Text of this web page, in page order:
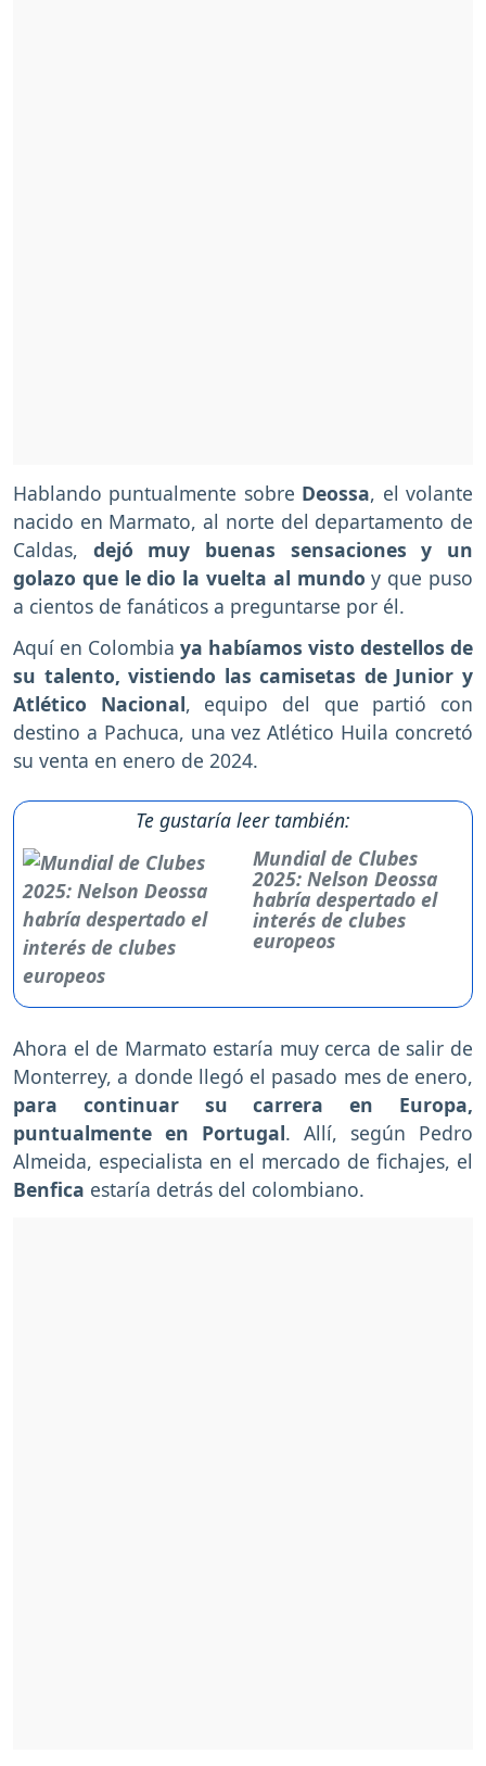
Hablando puntualmente sobre Deossa, el volante
nacido en Marmato, al norte del departamento de
Caldas, dejó muy buenas sensaciones y un
golazo que le dio la vuelta al mundo y que puso
a cientos de fanáticos a preguntarse por él.
Aquí en Colombia ya habíamos visto destellos de
su talento, vistiendo las camisetas de Junior y
Atlético Nacional, equipo del que partió con
destino a Pachuca, una vez Atlético Huila concretó
su venta en enero de 2024.
Te gustaría leer también:
Mundial de Clubes
2025: Nelson Deossa
habría despertado el
interés de clubes
europeos
Ahora el de Marmato estaría muy cerca de salir de
Monterrey, a donde llegó el pasado mes de enero,
para continuar su carrera en Europa,
puntualmente en Portugal. Allí, según Pedro
Almeida, especialista en el mercado de fichajes, el
Benfica estaría detrás del colombiano.